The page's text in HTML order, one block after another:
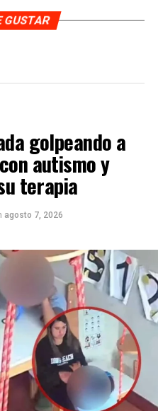
GUSTAR
golpeando a
autismo y
terapia
agosto 7, 2026